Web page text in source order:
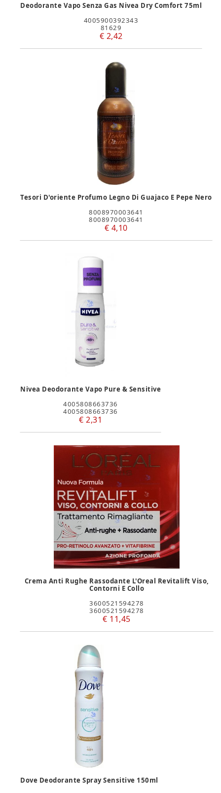
Deodorante Vapo Senza Gas Nivea Dry Comfort 75ml
4005900392343
81629
€ 2,42
Tesori D'oriente Profumo Legno Di Guajaco E Pepe Nero
8008970003641
8008970003641
€ 4,10
Nivea Deodorante Vapo Pure & Sensitive
4005808663736
4005808663736
€ 2,31
Crema Anti Rughe Rassodante L'Oreal Revitalift Viso,
Contorni E Collo
3600521594278
3600521594278
€ 11,45
Dove Deodorante Spray Sensitive 150ml